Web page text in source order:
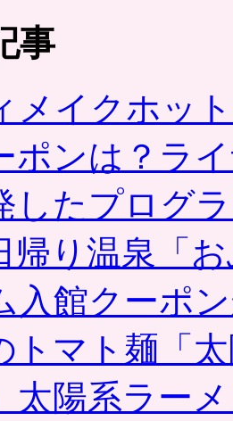
事
メイクホッ
ポンは？ラ
したプログ
帰り温泉「
入館クーポ
トマト麺「
太陽系ラー